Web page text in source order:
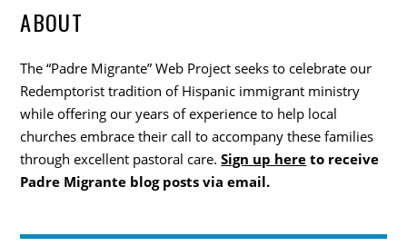
ABOUT
The “Padre Migrante” Web Project seeks to celebrate our
Redemptorist tradition of Hispanic immigrant ministry
while offering our years of experience to help local
churches embrace their call to accompany these families
through excellent pastoral care. Sign up here to receive
Padre Migrante blog posts via email.